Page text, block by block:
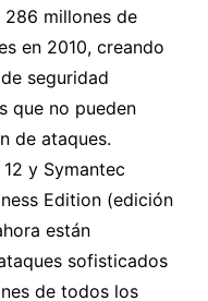
286 millones de
en 2010, creando
seguridad
que no pueden
de ataques.
y Symantec
Edition (edición
están
sofisticados
de todos los